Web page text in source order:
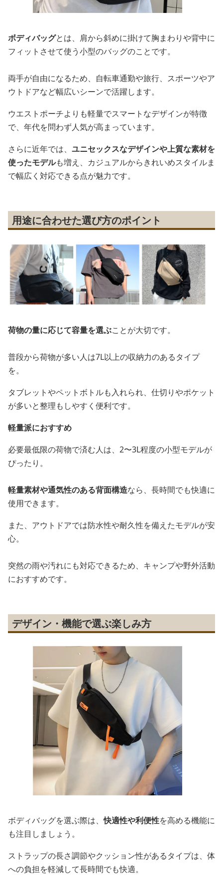
ボディバッグとは、肩から斜めに掛けて胸まわりや背中に
フィットさせて使う小型のバッグのことです。
両手が自由になるため、自転車通勤や旅行、スポーツやア
ウトドアなど幅広いシーンで活躍します。
ウエストポーチよりも軽量でスマートなデザインが特徴
で、年代を問わず人気が高まっています。
さらに近年では、 ユニセックスなデザインや上質な素材を
使ったモデルも増え、カジュアルからきれいめスタイルま
で幅広く対応できる点が魅力です。
用途に合わせた選び方のポイント
荷物の量に応じて容量を選ぶことが大切です。
普段から荷物が多い人は7L以上の収納力のあるタイプ
を。
タブレットやペットボトルも入れられ、仕切りやポケット
が多いと整理もしやすく便利です。
軽量派におすすめ
必要最低限の荷物で済む人は、2〜3L程度の小型モデルが
ぴったり。
軽量素材や通気性のある背面構造なら、長時間でも快適に
使用できます。
また、アウトドアでは防水性や耐久性を備えたモデルが安
心。
突然の雨や汚れにも対応できるため、キャンプや野外活動
におすすめです。
デザイン・機能で選ぶ楽しみ方
ボディバッグを選ぶ際は、快適性や利便性を高める機能に
も注目しましょう。
ストラップの長さ調節やクッション性があるタイプは、体
への負担を軽減して長時間でも快適。